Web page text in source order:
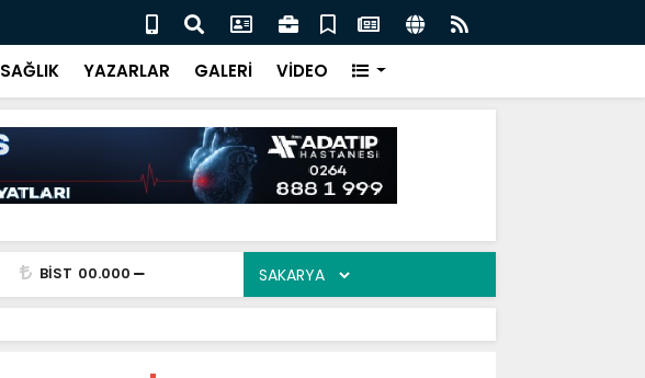
Ali İnci ile Nevzat Ercan buluştu
SAĞLIK YAZARLAR GALERİ VİDEO
BİST 00.000